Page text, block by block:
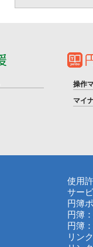
操作
マイ
使用
サー
円簿
円簿
円簿
リン